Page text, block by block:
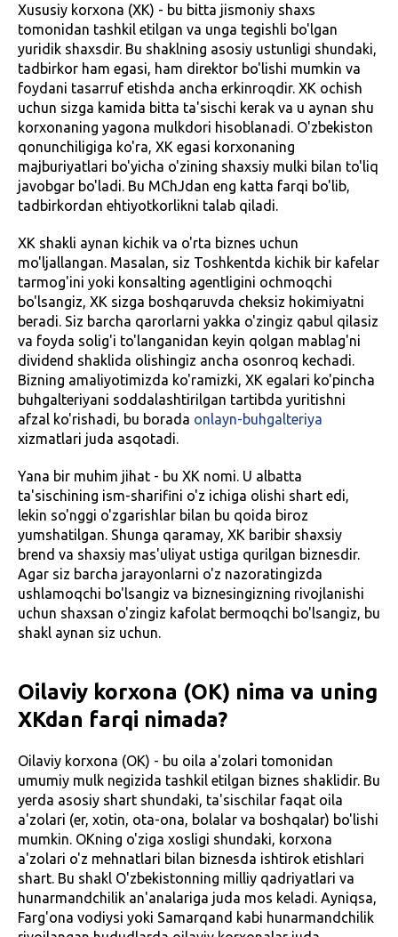
Xususiy korxona (XK) - bu bitta jismoniy shaxs
tomonidan tashkil etilgan va unga tegishli bo'lgan
yuridik shaxsdir. Bu shaklning asosiy ustunligi shundaki,
tadbirkor ham egasi, ham direktor bo'lishi mumkin va
foydani tasarruf etishda ancha erkinroqdir. XK ochish
uchun sizga kamida bitta ta'sischi kerak va u aynan shu
korxonaning yagona mulkdori hisoblanadi. O'zbekiston
qonunchiligiga ko'ra, XK egasi korxonaning
majburiyatlari bo'yicha o'zining shaxsiy mulki bilan to'liq
javobgar bo'ladi. Bu MChJdan eng katta farqi bo'lib,
tadbirkordan ehtiyotkorlikni talab qiladi.
XK shakli aynan kichik va o'rta biznes uchun
mo'ljallangan. Masalan, siz Toshkentda kichik bir kafelar
tarmog'ini yoki konsalting agentligini ochmoqchi
bo'lsangiz, XK sizga boshqaruvda cheksiz hokimiyatni
beradi. Siz barcha qarorlarni yakka o'zingiz qabul qilasiz
va foyda solig'i to'langanidan keyin qolgan mablag'ni
dividend shaklida olishingiz ancha osonroq kechadi.
Bizning amaliyotimizda ko'ramizki, XK egalari ko'pincha
buhgalteriyani soddalashtirilgan tartibda yuritishni
afzal ko'rishadi, bu borada onlayn-buhgalteriya
xizmatlari juda asqotadi.
Yana bir muhim jihat - bu XK nomi. U albatta
ta'sischining ism-sharifini o'z ichiga olishi shart edi,
lekin so'nggi o'zgarishlar bilan bu qoida biroz
yumshatilgan. Shunga qaramay, XK baribir shaxsiy
brend va shaxsiy mas'uliyat ustiga qurilgan biznesdir.
Agar siz barcha jarayonlarni o'z nazoratingizda
ushlamoqchi bo'lsangiz va biznesingizning rivojlanishi
uchun shaxsan o'zingiz kafolat bermoqchi bo'lsangiz, bu
shakl aynan siz uchun.
Oilaviy korxona (OK) nima va uning
XKdan farqi nimada?
Oilaviy korxona (OK) - bu oila a'zolari tomonidan
umumiy mulk negizida tashkil etilgan biznes shaklidir. Bu
yerda asosiy shart shundaki, ta'sischilar faqat oila
a'zolari (er, xotin, ota-ona, bolalar va boshqalar) bo'lishi
mumkin. OKning o'ziga xosligi shundaki, korxona
a'zolari o'z mehnatlari bilan biznesda ishtirok etishlari
shart. Bu shakl O'zbekistonning milliy qadriyatlari va
hunarmandchilik an'analariga juda mos keladi. Ayniqsa,
Farg'ona vodiysi yoki Samarqand kabi hunarmandchilik